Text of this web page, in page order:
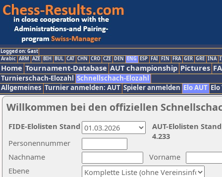
Logged on: Gast
Arabic ARM AZE BIH BUL CAT CHN CRO CZE DEN ENG ESP FAI FIN FRA GER GRE INA
Home Tournament-Database AUT championship Pictures
Turnierschach-Elozahl Schnellschach-Elozahl
Allgemeines Turnier anmelden: AUT Spieler anmelden Elo AUT
Willkommen bei den offiziellen
Nachname
Vorname
Ebene
Personennummer
AUT-Elolisten
4.233
FIDE-Elolisten Stand